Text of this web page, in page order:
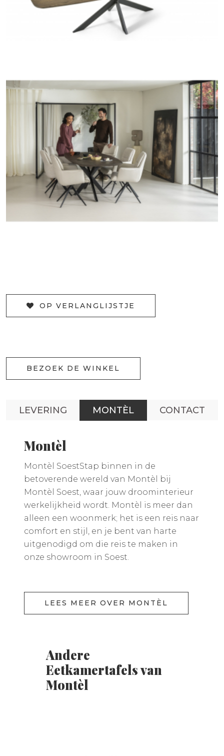
OP VERLANGLIJSTJE
BEZOEK DE WINKEL
LEVERING MONTÈL CONTACT
Montèl
Montèl SoestStap binnen in de
betoverende wereld van Montèl bij
Montèl Soest, waar jouw droominterieur
werkelijkheid wordt. Montèl is meer dan
alleen een woonmerk; het is een reis naar
comfort en stijl, en je bent van harte
uitgenodigd om die reis te maken in
onze showroom in Soest.
LEES MEER OVER MONTÈL
Andere
Eetkamertafels van
Montèl